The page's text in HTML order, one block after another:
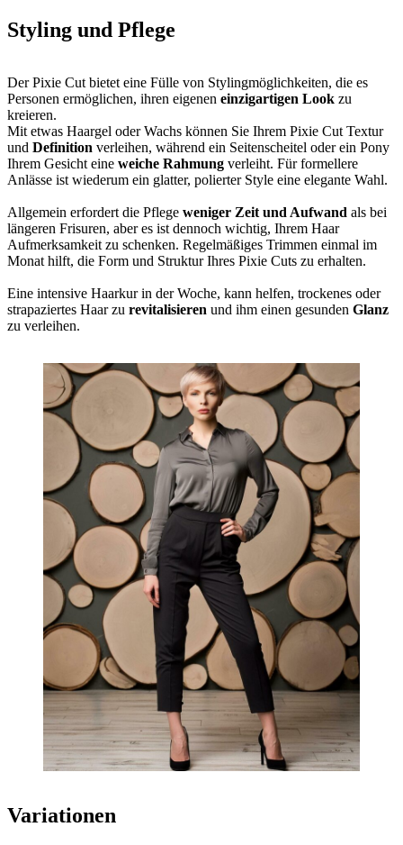
Styling und Pflege
Der Pixie Cut bietet eine Fülle von Stylingmöglichkeiten, die es
Personen ermöglichen, ihren eigenen einzigartigen Look zu
kreieren.
Mit etwas Haargel oder Wachs können Sie Ihrem Pixie Cut Textur
und Definition verleihen, während ein Seitenscheitel oder ein Pony
Ihrem Gesicht eine weiche Rahmung verleiht. Für formellere
Anlässe ist wiederum ein glatter, polierter Style eine elegante Wahl.
Allgemein erfordert die Pflege weniger Zeit und Aufwand als bei
längeren Frisuren, aber es ist dennoch wichtig, Ihrem Haar
Aufmerksamkeit zu schenken. Regelmäßiges Trimmen einmal im
Monat hilft, die Form und Struktur Ihres Pixie Cuts zu erhalten.
Eine intensive Haarkur in der Woche, kann helfen, trockenes oder
strapaziertes Haar zu revitalisieren und ihm einen gesunden Glanz
zu verleihen.
Variationen